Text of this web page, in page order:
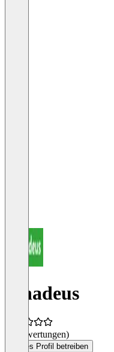
sanadeus
(0 Bewertungen)
Dieses Profil betreiben